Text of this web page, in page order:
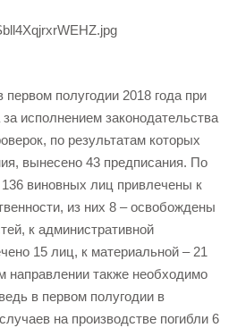
полугодии 2018 года при
исполнением законодательства
по результатам которых
вынесено 43 предписания. По
виновных лиц привлечены к
из них 8 – освобождены
к административной
15 лиц, к материальной – 21
направлении также необходимо
в первом полугодии в
на производстве погибли 6